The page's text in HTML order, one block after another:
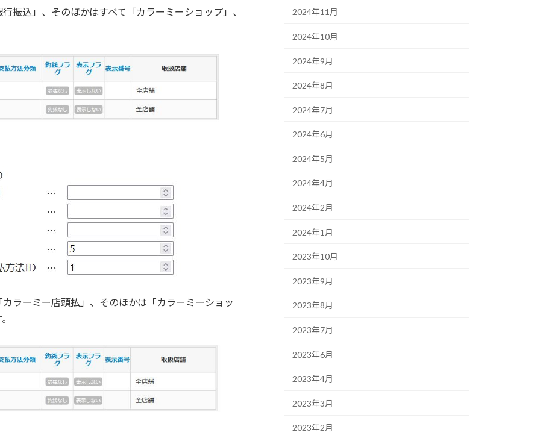
振込」、そのほかはすべて「カラーミーショップ」、
ラーミー店頭払」、そのほかは「カラーミーショッ
2024年11月
2024年10月
2024年9月
2024年8月
2024年7月
2024年6月
2024年5月
2024年4月
2024年2月
2024年1月
2023年10月
2023年9月
2023年8月
2023年7月
2023年6月
2023年4月
2023年3月
2023年2月